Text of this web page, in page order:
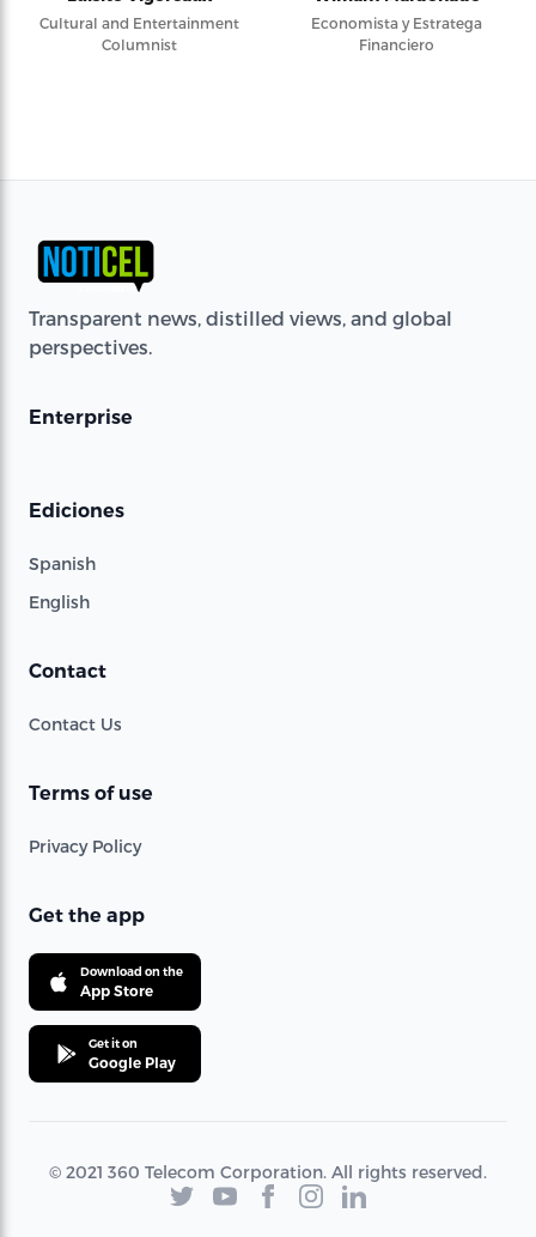
Cultural and Entertainment
Columnist
Economista y Estratega
Financiero
Transparent news, distilled views, and global
perspectives.
Enterprise
Ediciones
Spanish
English
Contact
Contact Us
Terms of use
Privacy Policy
Get the app
Download on the
App Store
Get it on
Google Play
© 2021 360 Telecom Corporation. All rights reserved.